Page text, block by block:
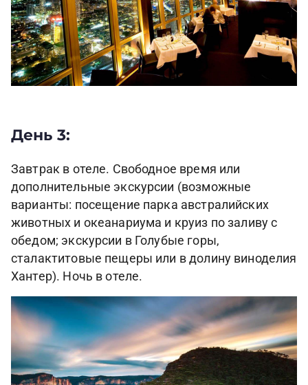
День 3:
Завтрак в отеле. Свободное время или
дополнительные экскурсии (возможные
варианты: посещение парка австралийских
животных и океанариума и круиз по заливу с
обедом; экскурсии в Голубые горы,
сталактитовые пещеры или в долину виноделия
Хантер). Ночь в отеле.